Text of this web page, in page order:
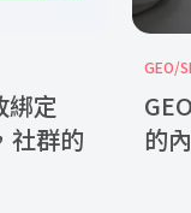
定
社群的
GEO/
的